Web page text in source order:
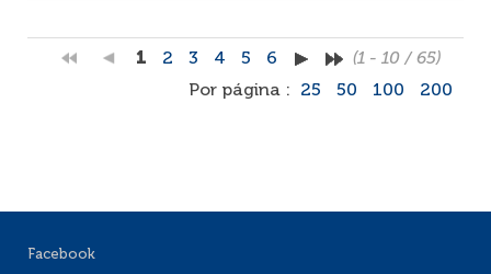
1 2 3 4 5 6
(1 - 10 / 65)
Por página :
25 50 100 200
Facebook